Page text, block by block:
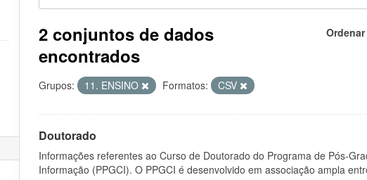
2 conjuntos de dados
encontrados
Grupos: 11. ENSINO Formatos: CSV
Doutorado
Informações referentes ao Curso de Doutorado do Programa de Pós-
Informação (PPGCI). O PPGCI é desenvolvido em associação ampla